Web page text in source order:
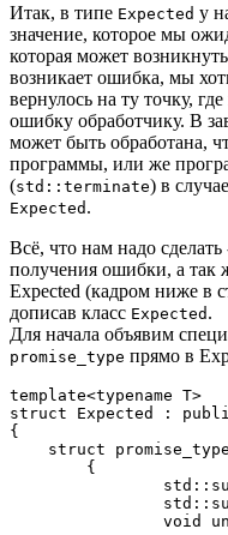
Итак, в типе Expected у
значение, которое мы
которая может
возникает ошибка, мы
вернулось на ту точку,
ошибку обработчику. В
может быть обработана,
программы, или же
(std::terminate) в
Expected .
Всё, что нам надо
получения ошибки, а так
Expected (кадром ниже в
дописав класс Expected .
Для начала объявим
promise_type прямо в
template<typename T>
struct Expected :
{
    struct promise_type